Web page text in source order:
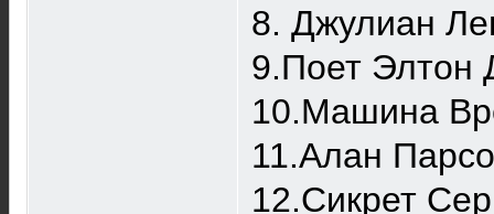
8. Джулиан
9.Поет Элтон
10.Машина
11.Алан
12.Сикрет